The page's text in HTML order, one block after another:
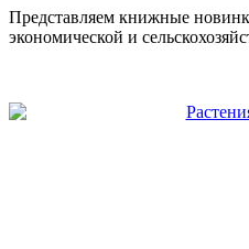
Представляем книжные
экономической и